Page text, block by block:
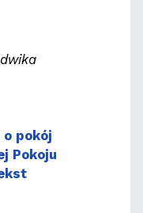
o pokój
Pokoju